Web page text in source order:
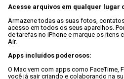
Acesse arquivos em qualquer lugar
Armazene todas as suas fotos,
acesso em todos os seus aparelhos.
de tarefas no iPhone e marque os
Air.
Apps incluídos poderosos:
O Mac vem com apps como FaceTime,
você já sair criando e colaborando na